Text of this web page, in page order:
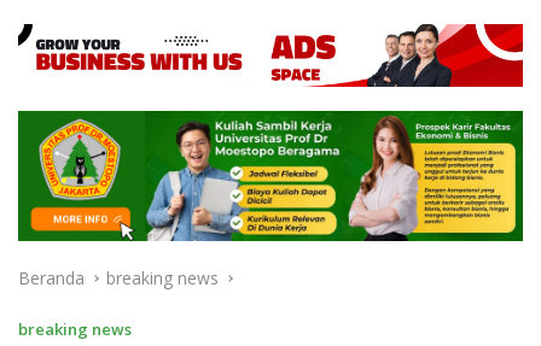
Beranda breaking news
breaking news